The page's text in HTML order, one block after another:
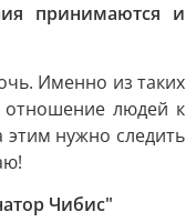
принимаются и
Именно из таких
отношение людей к
этим нужно следить
Чибис"